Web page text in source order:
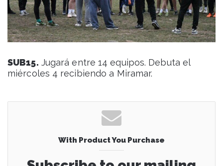
SUB15. Jugará entre 14 equipos. Debuta el
miércoles 4 recibiendo a Miramar.
With Product You Purchase